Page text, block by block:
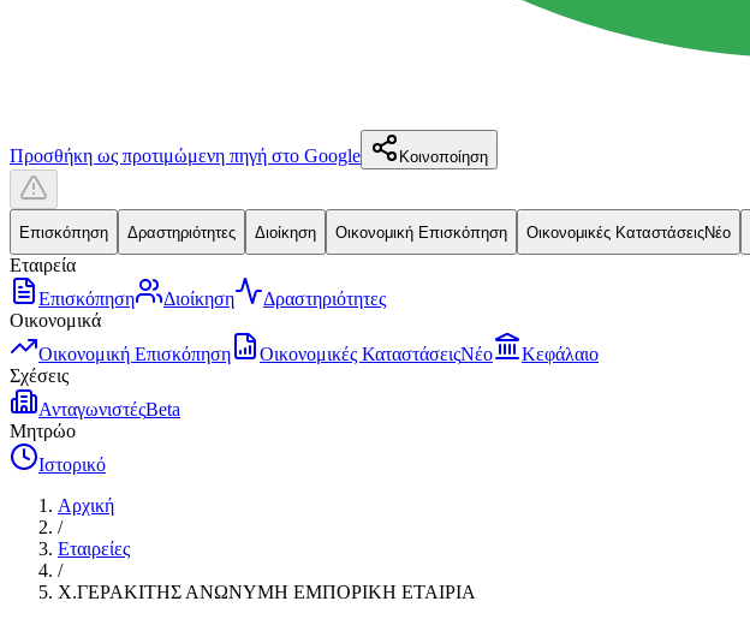
Προσθήκη ως προτιμώμενη πηγή στο Google Κοινοποίηση
Επισκόπηση Δραστηριότητες Διοίκηση Οικονομική Επισκόπηση Οικονομικές ΚαταστάσειςΝέο
Εταιρεία
Επισκόπηση
Διοίκηση
Δραστηριότητες
Οικονομικά
Οικονομική Επισκόπηση
Οικονομικές ΚαταστάσειςΝέο
Κεφάλαιο
Σχέσεις
ΑνταγωνιστέςBeta
Μητρώο
Ιστορικό
Αρχική
/
Εταιρείες
/
Χ.ΓΕΡΑΚΙΤΗΣ ΑΝΩΝΥΜΗ ΕΜΠΟΡΙΚΗ ΕΤΑΙΡΙΑ